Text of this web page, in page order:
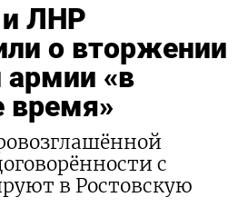
ЛНР
о вторжении
армии «в
с
в Ростовскую